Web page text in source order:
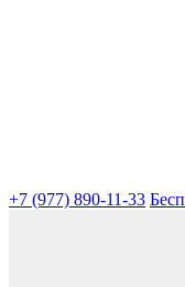
+7 (977) 890-11-33